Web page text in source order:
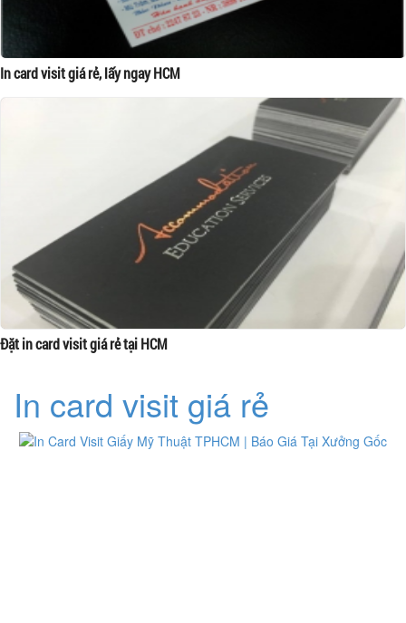
In card visit giá rẻ, lấy ngay HCM
Đặt in card visit giá rẻ tại HCM
In card visit giá rẻ